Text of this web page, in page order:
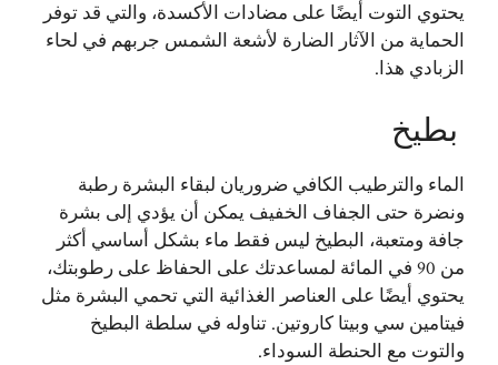
يحتوي التوت أيضًا على مضادات الأكسدة، والتي قد توفر
الحماية من الآثار الضارة لأشعة الشمس جربهم في لحاء
الزبادي هذا.
بطيخ
الماء والترطيب الكافي ضروريان لبقاء البشرة رطبة
ونضرة حتى الجفاف الخفيف يمكن أن يؤدي إلى بشرة
جافة ومتعبة، البطيخ ليس فقط ماء بشكل أساسي أكثر
من 90 في المائة لمساعدتك على الحفاظ على رطوبتك،
يحتوي أيضًا على العناصر الغذائية التي تحمي البشرة مثل
فيتامين سي وبيتا كاروتين. تناوله في سلطة البطيخ
والتوت مع الحنطة السوداء.